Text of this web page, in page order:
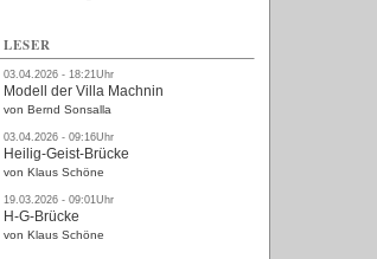
LESER
03.04.2026 - 18:21Uhr
Modell der Villa Machnin
von Bernd Sonsalla
03.04.2026 - 09:16Uhr
Heilig-Geist-Brücke
von Klaus Schöne
19.03.2026 - 09:01Uhr
H-G-Brücke
von Klaus Schöne